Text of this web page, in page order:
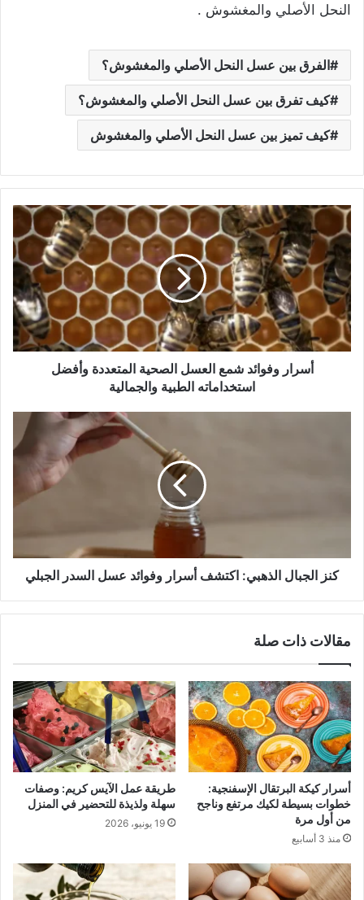
النحل الأصلي والمغشوش .
الفرق بين عسل النحل الأصلي والمغشوش؟
كيف تفرق بين عسل النحل الأصلي والمغشوش؟
كيف تميز بين عسل النحل الأصلي والمغشوش
أسرار
وفوائد
شمع
العسل
الصحية
المتعددة
وأفضل
استخداماته
الطبية
والجماليةأسرار وفوائد شمع العسل الصحية المتعددة وأفضل
استخداماته الطبية والجمالية
الجبلي
كنز الجبال الذهبي: اكتشف أسرار وفوائد عسل السدر الجبلي
مقالات ذات صلة
أسرار كيكة البرتقال الإسفنجية:
خطوات بسيطة لكيك مرتفع وناجح
من أول مرة
منذ 3 أسابيع
طريقة عمل الآيس كريم: وصفات
سهلة ولذيذة للتحضير في المنزل
19 يونيو، 2026